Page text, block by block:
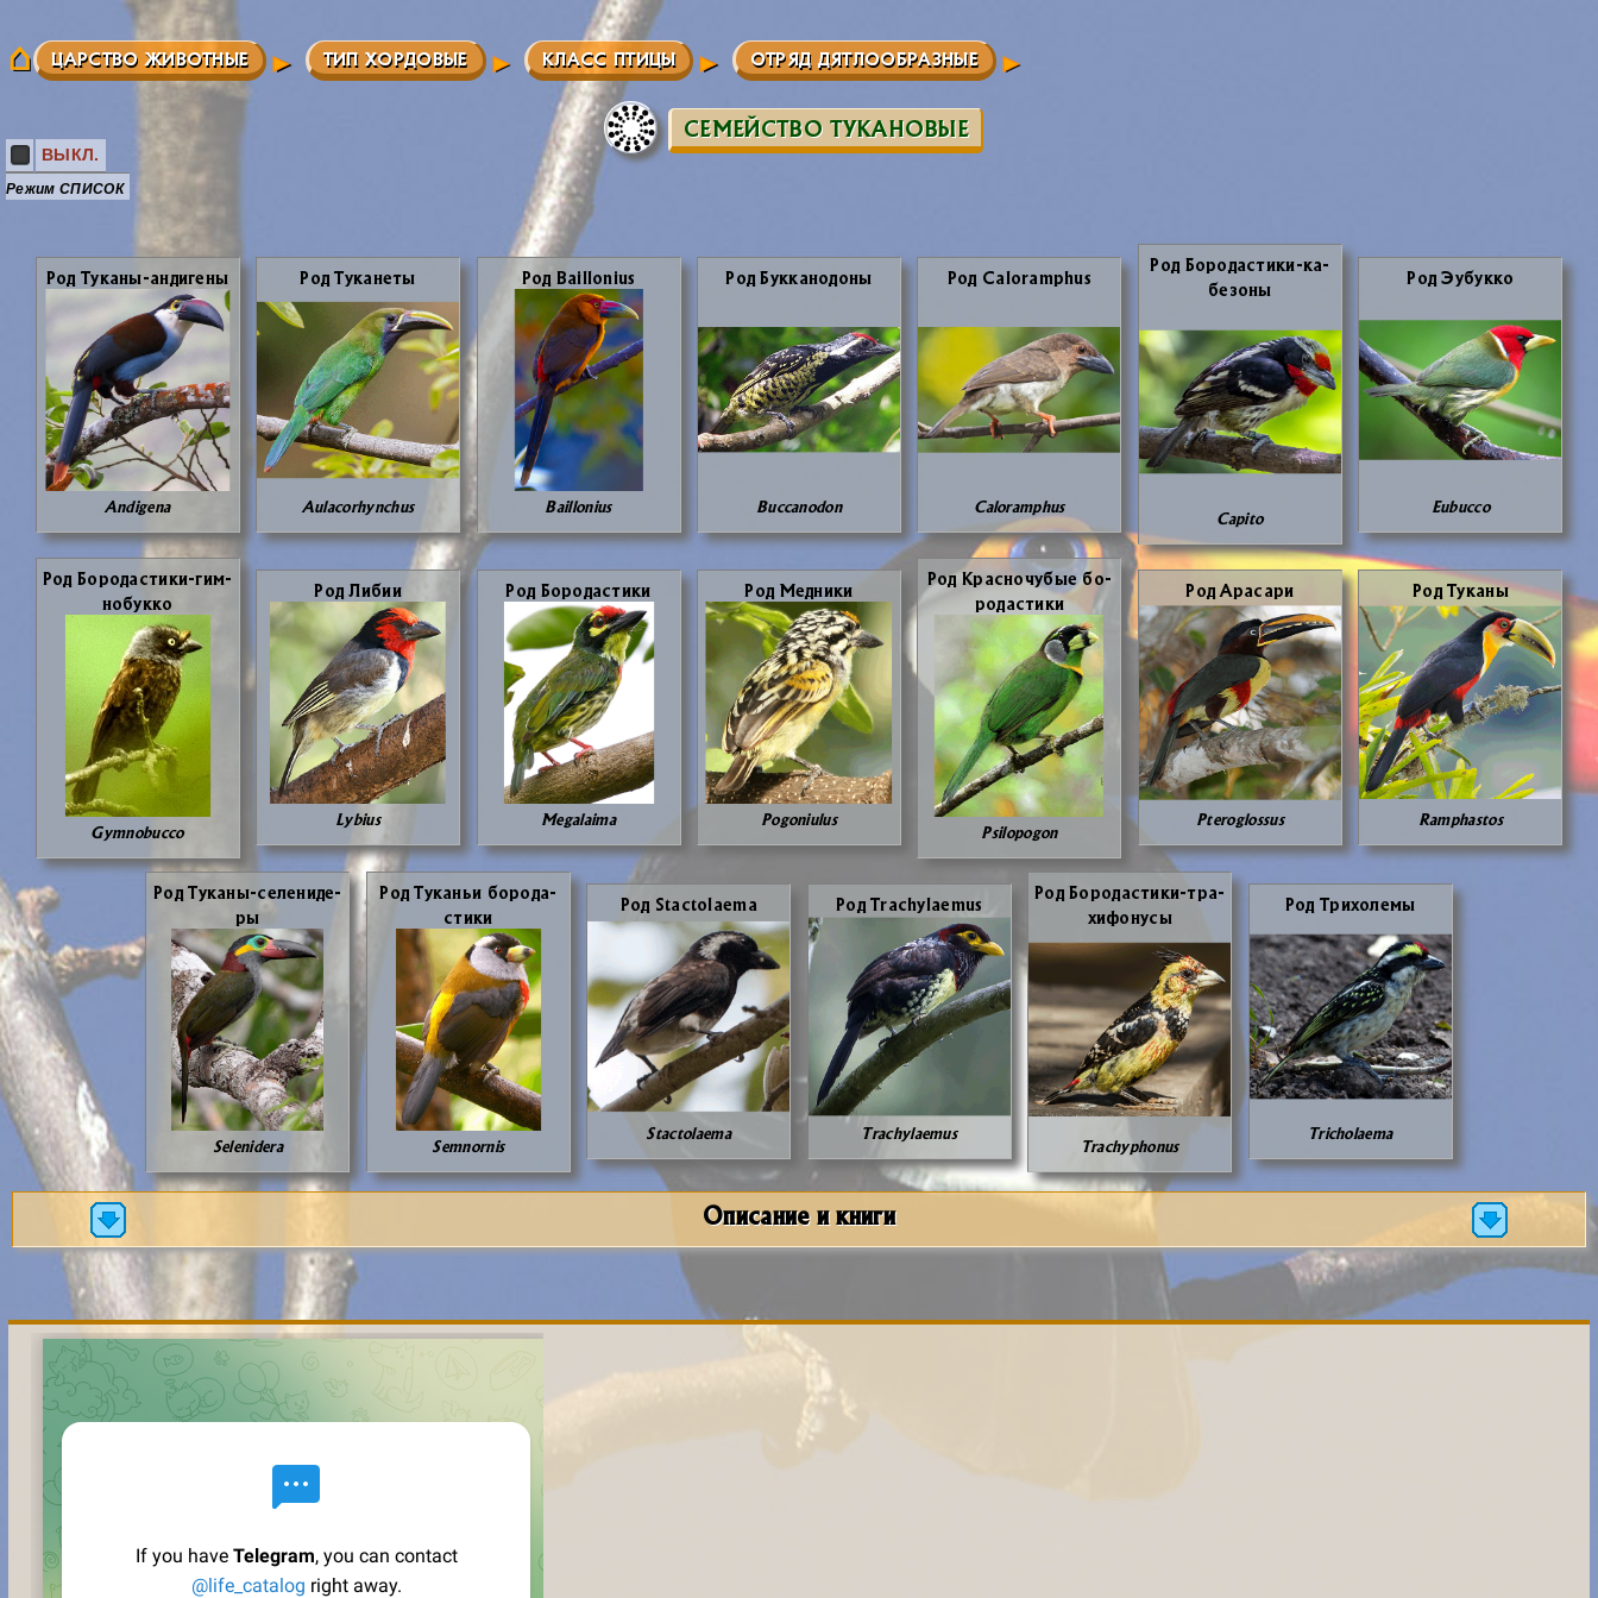
ЦАРСТВО ЖИВОТНЫЕ ТИП ХОРДОВЫЕ КЛАСС ПТИЦЫ ОТРЯД ДЯТЛООБРАЗНЫЕ
СЕМЕЙСТВО ТУКАНОВЫЕ
ВЫКЛ.
Режим СПИСОК
Род Ту­ка­ны-ан­ди­ге­ны
Andigena
Род Ту­ка­не­ты
Aulacorhynchus
Род Baillonius
Baillonius
Род Бук­ка­но­до­ны
Buccanodon
Род Caloramphus
Caloramphus
Род Бо­ро­да­сти­ки-ка­
без­о­ны
Capito
Род Эу­бук­ко
Eubucco
Род Бо­ро­да­сти­ки-гим­
но­бук­ко
Gymnobucco
Род Ли­бии
Lybius
Род Бо­ро­да­сти­ки
Megalaima
Род Мед­ни­ки
Pogoniulus
Род Крас­но­чу­бые бо­
ро­да­сти­ки
Psilopogon
Род Ара­са­ри
Pteroglossus
Род Ту­ка­ны
Ramphastos
Род Ту­ка­ны-се­ле­ни­де­
ры
Selenidera
Род Ту­ка­ньи бо­ро­да­
сти­ки
Semnornis
Род Stactolaema
Stactolaema
Род Trachylaemus
Trachylaemus
Род Бо­ро­да­сти­ки-тра­
хи­фо­ну­сы
Trachyphonus
Род Три­хо­ле­мы
Tricholaema
Описание и книги